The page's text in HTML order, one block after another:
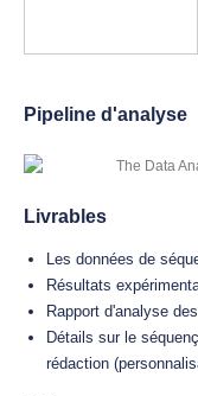
Pipeline d'analyse
Livrables
Les données de
Résultats
Rapport d'analyse
Détails sur le
rédaction